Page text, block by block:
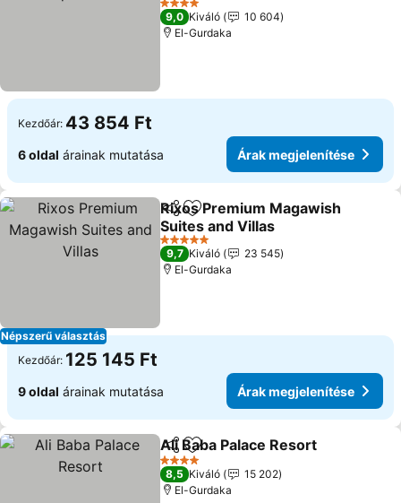
4 Kategória
9,0 Kiváló
10 604
El-Gurdaka
Kezdőár: 43 854 Ft
6 oldal árainak mutatása Árak megjelenítése
Népszerű választás
Megosztás
Hozzáadás a kedvencekhez
Rixos Premium Magawish
Suites and Villas
5 Kategória
9,7 Kiváló
23 545
El-Gurdaka
Kezdőár: 125 145 Ft
9 oldal árainak mutatása Árak megjelenítése
MegosztásHozzáadás a kedvencekhez
Ali Baba Palace Resort
4 Kategória
8,5 Kiváló
15 202
El-Gurdaka